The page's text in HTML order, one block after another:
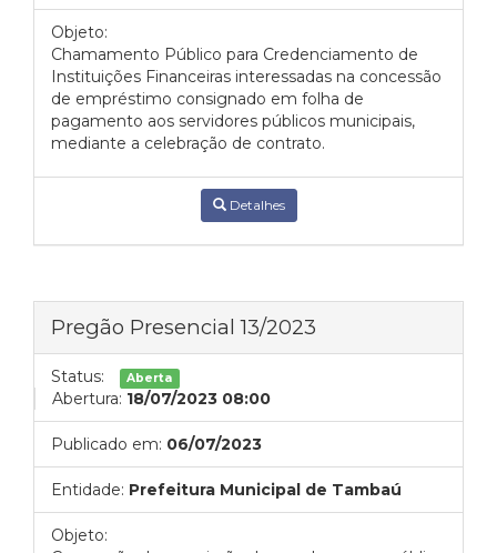
Objeto:
Chamamento Público para Credenciamento de
Instituições Financeiras interessadas na concessão
de empréstimo consignado em folha de
pagamento aos servidores públicos municipais,
mediante a celebração de contrato.
Detalhes
Pregão Presencial 13/2023
Status: Aberta
Abertura: 18/07/2023 08:00
Publicado em: 06/07/2023
Entidade: Prefeitura Municipal de Tambaú
Objeto: